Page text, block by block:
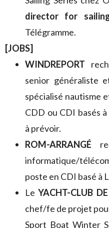
director for
Télégramme.
[JOBS]
WINDREPORT
senior généraliste
spécialisé nautisme
CDD ou CDI basés
à prévoir.
ROM-ARRANGÉ
informatique/
poste en CDI basé à
LeYACHT-CLUB
chef/fe de projet
Sport Boat Winter